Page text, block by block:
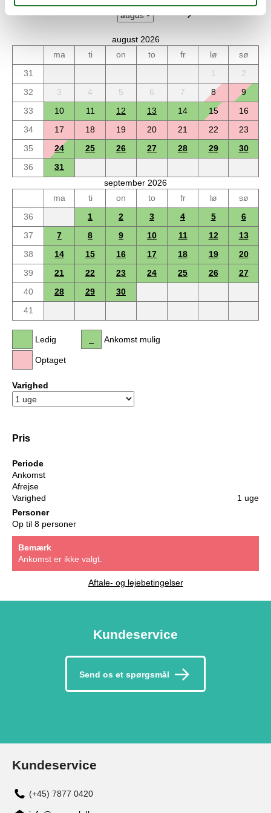
august 2026
ma
ti on to fr lø
sø
31
1
2
32
3 4 5 6 7 8
9
33
10 11 12 13 14 15
16
34
17 18 19 20 21 22
23
35
24 25 26 27 28 29
30
36
31
september 2026
ma
ti on to fr lø
sø
36
1 2 3 4 5
6
37
7 8 9 10 11 12
13
38
14 15 16 17 18 19
20
39
21 22 23 24 25 26
27
40
28 29
30
41
Ledig
Optaget
Ankomst mulig
Varighed
Pris
Periode
Ankomst
Afrejse
Varighed
1 uge
Personer
Op til 8 personer
Bemærk
Ankomst er ikke valgt.
Aftale- og lejebetingelser
Kundeservice
Send os et spørgsmål
Kundeservice
(+45) 7877 0420